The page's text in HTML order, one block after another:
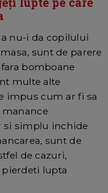
nu-i da copilului
sunt de parere
bomboane
multe alte
impus cum ar fi sa
si simplu inchide
sunt de
de cazuri,
lupta